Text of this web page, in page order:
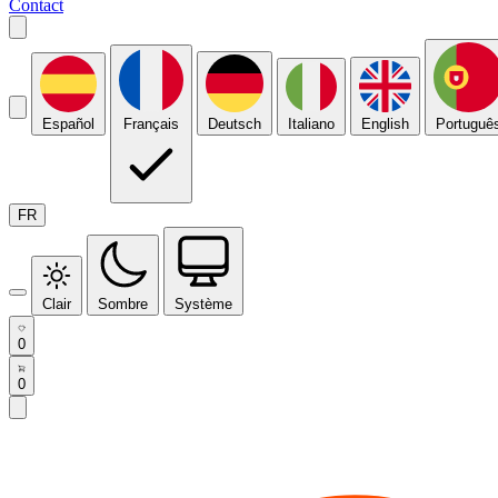
Contact
Español Français Deutsch Italiano English
FR
Clair Sombre Système
0
0